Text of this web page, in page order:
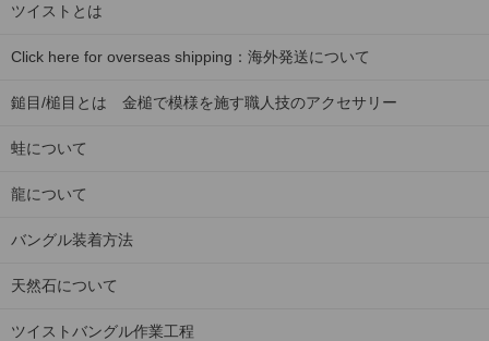
ツイストとは
Click here for overseas shipping：海外発送について
鎚目/槌目とは 金槌で模様を施す職人技のアクセサリー
蛙について
龍について
バングル装着方法
天然石について
ツイストバングル作業工程